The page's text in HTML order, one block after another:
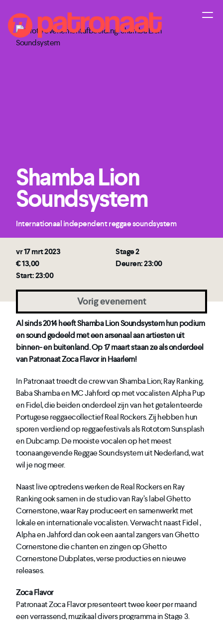
Shamba Lion
Soundsystem
Internationaal independent reggae soundsystem
vr 17 mrt 2023
Stage 2
€ 13,00
Deuren: 23:00
Start: 23:00
Vorig evenement
Al sinds 2014 heeft Shamba Lion Soundsystem hun podium
en sound gedeeld met een arsenaal aan artiesten uit
binnen- en buitenland. Op 17 maart staan ze als onderdeel
van Patronaat Zoca Flavor in Haarlem!
In Patronaat treedt de crew van Shamba Lion; Ray Ranking,
Baba Shamba en MC Jahford op met vocalisten Alpha Pup
en Fidel, die beiden onderdeel zijn van het getalenteerde
Portugese reggaecollectief Real Rockers. Zij hebben hun
sporen verdiend op reggaefestivals als Rototom Sunsplash
en Dubcamp. De mooiste vocalen op het meest
toonaangevende Reggae Soundsystem uit Nederland, wat
wil je nog meer.
Naast live optredens werken de Real Rockers en Ray
Ranking ook samen in de studio van Ray’s label Ghetto
Cornerstone, waar Ray produceert en samenwerkt met
lokale en internationale vocalisten. Verwacht naast Fidel ,
Alpha en Jahford dan ook een aantal zangers van Ghetto
Cornerstone die chanten en zingen op Ghetto
Cornerstone Dubplates, verse producties en nieuwe
releases.
Zoca Flavor
Patronaat Zoca Flavor presenteert twee keer per maand
een verrassend, muzikaal divers programma in Stage 3.